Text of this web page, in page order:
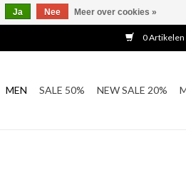
0 Artikelen
MEN SALE 50% NEW SALE 20%
Ja Nee Meer over cookies »